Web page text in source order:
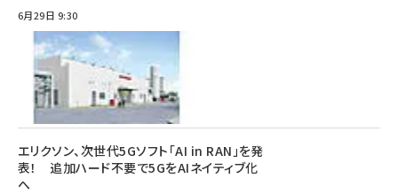
6月29日 9:30
エリクソン、次世代5Gソフト「AI in RAN」を発
表！ 追加ハード不要で5GをAIネイティブ化
へ